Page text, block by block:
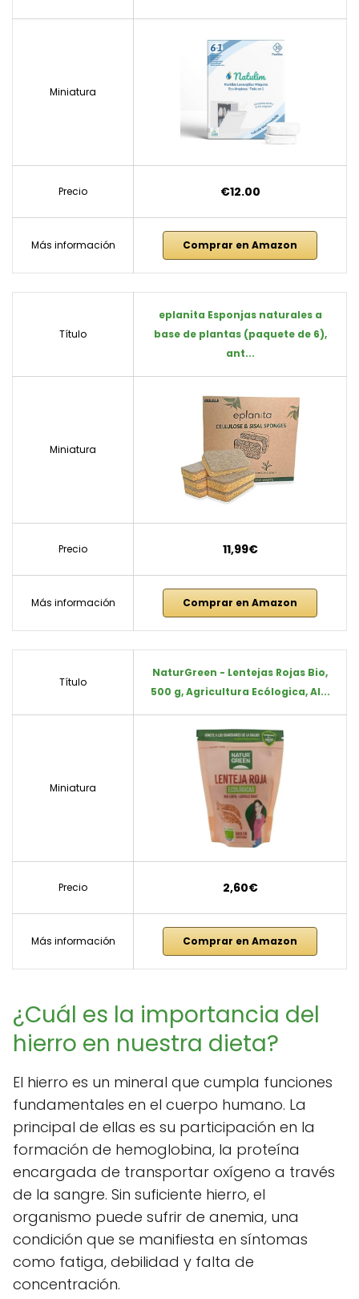
Miniatura
Precio €12.00
Más información Comprar en Amazon
Título
eplanita Esponjas naturales a
base de plantas (paquete de 6),
ant...
Miniatura
Precio 11,99€
Más información Comprar en Amazon
Título
NaturGreen - Lentejas Rojas Bio,
500 g, Agricultura Ecólogica, Al...
Miniatura
Precio 2,60€
Más información Comprar en Amazon
¿Cuál es la importancia del
hierro en nuestra dieta?
El hierro es un mineral que cumpla funciones
fundamentales en el cuerpo humano. La
principal de ellas es su participación en la
formación de hemoglobina, la proteína
encargada de transportar oxígeno a través
de la sangre. Sin suficiente hierro, el
organismo puede sufrir de anemia, una
condición que se manifiesta en síntomas
como fatiga, debilidad y falta de
concentración.